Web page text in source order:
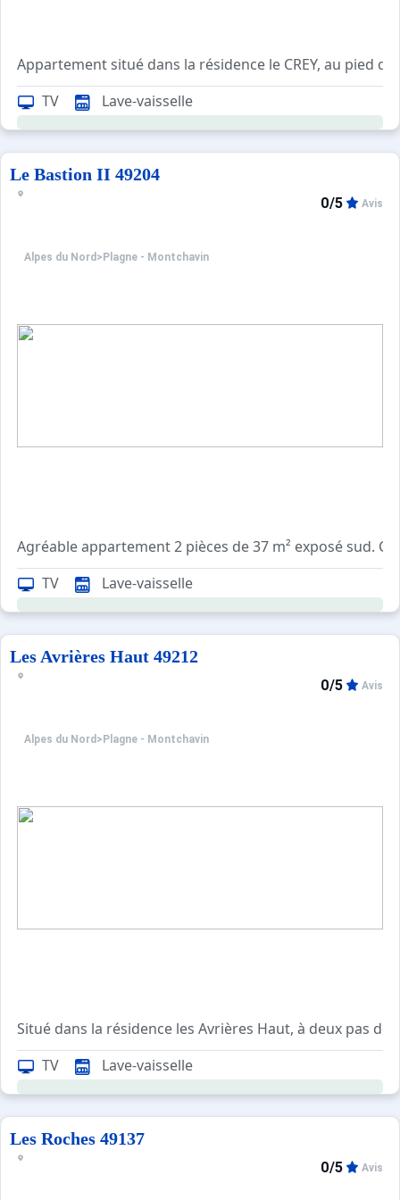
Appartement situé dans la résidence le CREY, au pied
Couchages : 1 canapé convertible dans le séjour et 4
Loué avec casier à skis.
Info vérité : ;
TV Lave-vaisselle
Le Bastion II 49204
Alpes du Nord > Plagne - Montchavin
0/5 Avis
Agréable appartement 2 pièces de 37 m² exposé sud.
Au pied des pistes et à 5 minutes des commerces, cet
Au coeur de Paradiski, à 1250 m d'altitude,
Vous apprécierez un village authentique, avec ses
Montchavin c'est le plaisir d'un séjour alliant sport,
TV Lave-vaisselle
Les Avrières Haut 49212
Alpes du Nord > Plagne - Montchavin
0/5 Avis
Situé dans la résidence les Avrières Haut, à deux pas
Appartement très bien équipé : four, four micro-ondes,
Possibilité retour skis aux pieds jusqu'à la résidence.
Info vérité : ;
TV Lave-vaisselle
Les Roches 49137
0/5 Avis